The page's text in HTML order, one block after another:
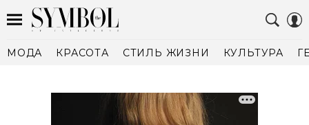
МОДА КРАСОТА СТИЛЬ ЖИЗНИ КУЛЬТУРА